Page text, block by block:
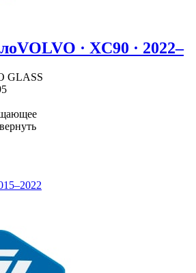
VOLVO · XC90 · 2022–
GLASS